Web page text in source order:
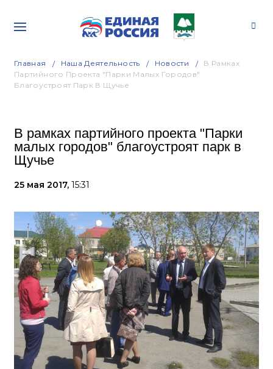
Главная Наша Деятельность Новости
В Рамках
Партийного Проекта "Парки Малых Городов"
Благоустроят Парк В Щучье
В рамках партийного проекта "Парки
малых городов" благоустроят парк в
Щучье
25 мая 2017, 15:31